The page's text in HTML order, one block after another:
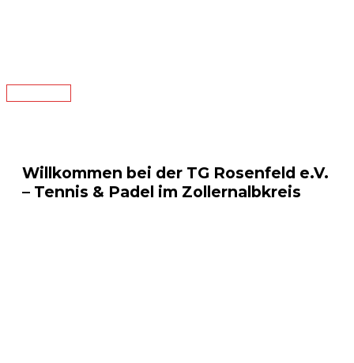
Willkommen bei der TG Rosenfeld e.V.
– Tennis & Padel im Zollernalbkreis